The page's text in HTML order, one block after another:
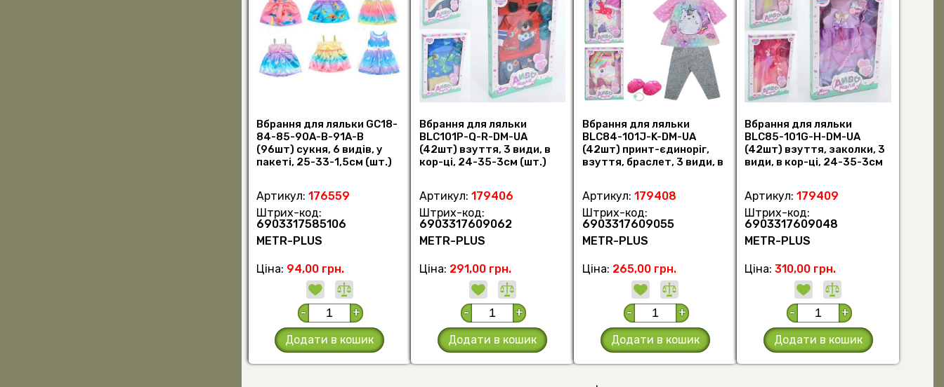
Вбрання для ляльки GC18-
84-85-90A-B-91A-B
(96шт) сукня, 6 видів, у
пакеті, 25-33-1,5см (шт.)
Артикул:176559
Штрих-код:
6903317585106
METR-PLUS
Ціна: 94,00 грн.
- +
Додати в кошик
Вбрання для ляльки
BLC101P-Q-R-DM-UA
(42шт) взуття, 3 види, в
кор-ці, 24-35-3см (шт.)
Артикул: 179406
Штрих-код:
6903317609062
METR-PLUS
Ціна: 291,00 грн.
- +
Додати в кошик
Вбрання для ляльки
BLC84-101J-K-DM-UA
(42шт) принт-єдиноріг,
взуття, браслет, 3 види, в
Артикул: 179408
Штрих-код:
6903317609055
METR-PLUS
Ціна: 265,00 грн.
- +
Додати в кошик
Вбрання для ляльки
BLC85-101G-H-DM-UA
(42шт) взуття, заколки, 3
види, в кор-ці, 24-35-3см
Артикул:179409
Штрих-код:
6903317609048
METR-PLUS
Ціна:310,00 грн.
- +
Додати в кошик